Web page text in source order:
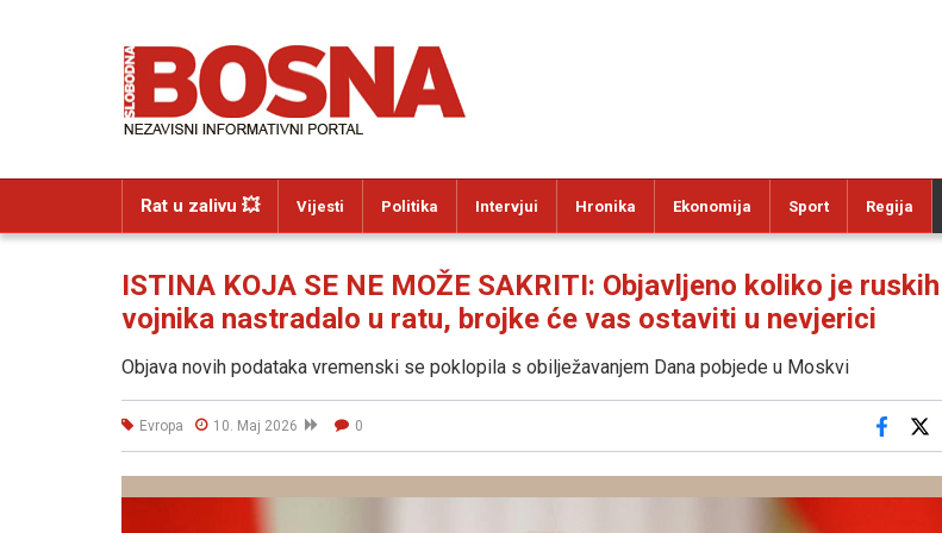
Rat u zalivu 💥 Vijesti Politika Intervjui Hronika Ekonomija Sport Regija
ISTINA KOJA SE NE MOŽE SAKRITI: Objavljeno koliko je ruskih
vojnika nastradalo u ratu, brojke će vas ostaviti u nevjerici
Objava novih podataka vremenski se poklopila s obilježavanjem Dana pobjede u Moskvi
Evropa 10. Maj 2026 0
Facebook